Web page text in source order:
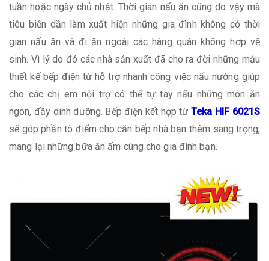
tuần hoặc ngày chủ nhật. Thời gian nấu ăn cũng do vậy mà
tiêu biến dần làm xuất hiện những gia đình không có thời
gian nấu ăn và đi ăn ngoài các hàng quán không hợp vệ
sinh. Vì lý do đó các nhà sản xuất đã cho ra đời những mẫu
thiết kế bếp điện từ hỗ trợ nhanh công việc nấu nướng giúp
cho các chị em nội trợ có thể tự tay nấu những món ăn
ngon, đầy dinh dưỡng. Bếp điện kết hợp từ Teka HIF 6021S
sẽ góp phần tô điểm cho căn bếp nhà bạn thêm sang trọng,
mang lại những bữa ăn ấm cúng cho gia đình bạn.